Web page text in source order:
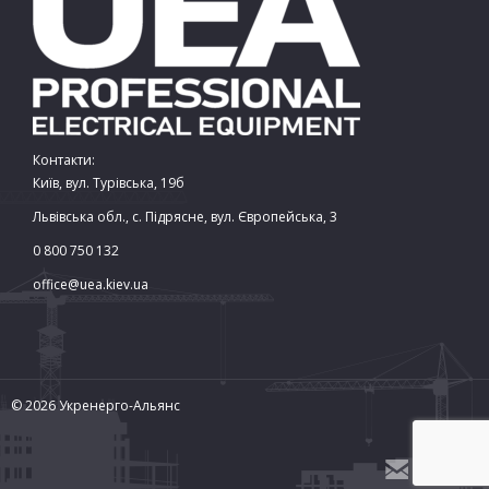
Контакти:
Київ, вул. Турівська, 19б
Львівська обл., с. Підрясне, вул. Європейська, 3
0 800 750 132
office@uea.kiev.ua
© 2026 Укренерго-Альянс
